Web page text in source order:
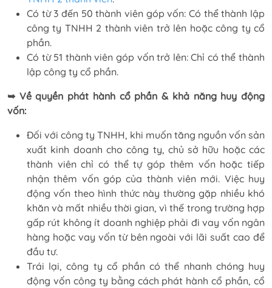
Có từ 3 đến 50 thành viên góp vốn: Có thể thành lập
công ty TNHH 2 thành viên trở lên hoặc công ty cổ
phần.
Có từ 51 thành viên góp vốn trở lên: Chỉ có thể thành
lập công ty cổ phần.
➥ Về quyền phát hành cổ phần & khả năng huy động
vốn:
Đối với công ty TNHH, khi muốn tăng nguồn vốn sản
xuất kinh doanh cho công ty, chủ sở hữu hoặc các
thành viên chỉ có thể tự góp thêm vốn hoặc tiếp
nhận thêm vốn góp của thành viên mới. Việc huy
động vốn theo hình thức này thường gặp nhiều khó
khăn và mất nhiều thời gian, vì thế trong trường hợp
gấp rút không ít doanh nghiệp phải đi vay vốn ngân
hàng hoặc vay vốn từ bên ngoài với lãi suất cao để
đầu tư.
Trái lại, công ty cổ phần có thể nhanh chóng huy
động vốn công ty bằng cách phát hành cổ phần, cổ